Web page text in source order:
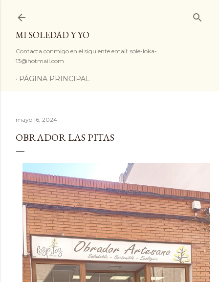
MI SOLEDAD Y YO
Contacta conmigo en el siguiente email: sole-loka-
13@hotmail.com
PÁGINA PRINCIPAL
mayo 16, 2024
OBRADOR LAS PITAS